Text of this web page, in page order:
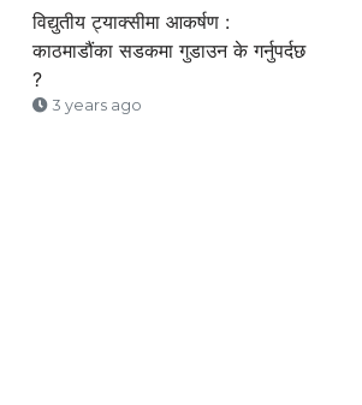
विद्युतीय ट्याक्सीमा आकर्षण :
काठमाडौंका सडकमा गुडाउन के गर्नुपर्दछ
?
3 years ago